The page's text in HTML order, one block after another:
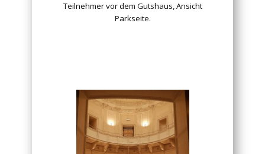
Teilnehmer vor dem Gutshaus, Ansicht
Parkseite.